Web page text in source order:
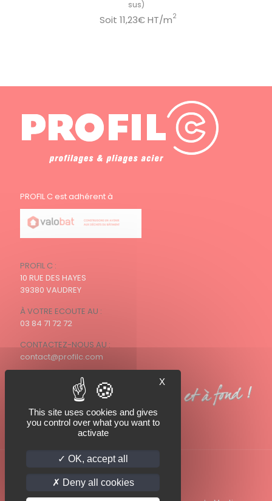
Soit 11,23€ HT/m2
PROFIL C est adhérent à
PROFIL C :
10 RUE DES HAYES
39380 VAUDREY
À VOTRE ECOUTE AU :
03 84 71 72 72
CONTACTEZ-NOUS AU :
contact@profilc.com
X
This site uses cookies and gives
you control over what you want to
activate
OK, accept all
Deny all cookies